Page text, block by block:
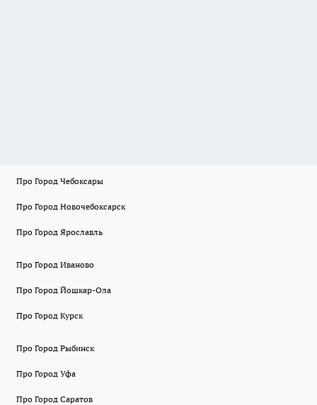
Про Город Чебоксары
Про Город Новочебоксарск
Про Город Ярославль
Про Город Иваново
Про Город Йошкар-Ола
Про Город Курск
Про Город Рыбинск
Про Город Уфа
Про Город Саратов